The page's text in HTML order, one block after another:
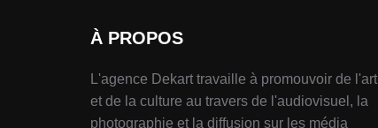
À PROPOS
L'agence Dekart travaille à promouvoir de l'art
et de la culture au travers de l'audiovisuel, la
photographie et la diffusion sur les média